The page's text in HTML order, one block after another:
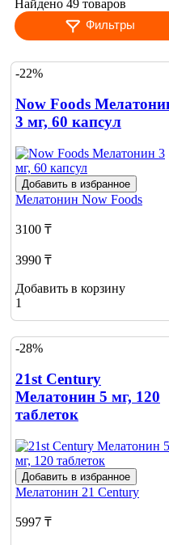
Найдено 49 товаров
Фильтры
-22%
Now Foods
3 мг, 60 капсул
Добавить в избранное
Мелатонин Now Foods
3100 ₸
3990 ₸
Добавить в корзину
1
-28%
21st Century
Мелатонин 5 мг, 120
таблеток
Добавить в избранное
Мелатонин 21 Century
5997 ₸